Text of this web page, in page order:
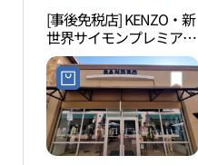
[事後免税店] KENZO・新
世界サイモンプレミアム
アウトレットヨジュ（驪
州）店(겐조 신세계사이
먼프리미엄아울렛 여주
점)